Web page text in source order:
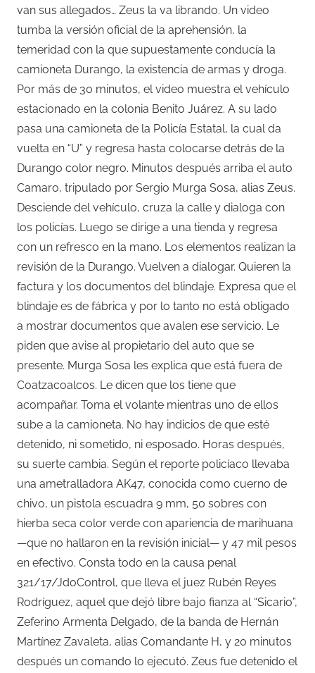
van sus allegados… Zeus la va librando. Un video
tumba la versión oficial de la aprehensión, la
temeridad con la que supuestamente conducía la
camioneta Durango, la existencia de armas y droga.
Por más de 30 minutos, el video muestra el vehículo
estacionado en la colonia Benito Juárez. A su lado
pasa una camioneta de la Policía Estatal, la cual da
vuelta en “U” y regresa hasta colocarse detrás de la
Durango color negro. Minutos después arriba el auto
Camaro, tripulado por Sergio Murga Sosa, alias Zeus.
Desciende del vehículo, cruza la calle y dialoga con
los policías. Luego se dirige a una tienda y regresa
con un refresco en la mano. Los elementos realizan la
revisión de la Durango. Vuelven a dialogar. Quieren la
factura y los documentos del blindaje. Expresa que el
blindaje es de fábrica y por lo tanto no está obligado
a mostrar documentos que avalen ese servicio. Le
piden que avise al propietario del auto que se
presente. Murga Sosa les explica que está fuera de
Coatzacoalcos. Le dicen que los tiene que
acompañar. Toma el volante mientras uno de ellos
sube a la camioneta. No hay indicios de que esté
detenido, ni sometido, ni esposado. Horas después,
su suerte cambia. Según el reporte policíaco llevaba
una ametralladora AK47, conocida como cuerno de
chivo, un pistola escuadra 9 mm, 50 sobres con
hierba seca color verde con apariencia de marihuana
—que no hallaron en la revisión inicial— y 47 mil pesos
en efectivo. Consta todo en la causa penal
321/17/JdoControl, que lleva el juez Rubén Reyes
Rodríguez, aquel que dejó libre bajo fianza al “Sicario”,
Zeferino Armenta Delgado, de la banda de Hernán
Martínez Zavaleta, alias Comandante H, y 20 minutos
después un comando lo ejecutó. Zeus fue detenido el